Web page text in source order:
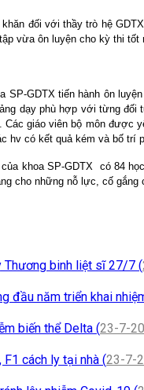
đối với thầy trò hệ
vừa ôn luyện cho kỳ thi tốt
GDTX tiến hành ôn
dạy phù hợp với từng
Các giáo viên bộ môn
có kết quả kém và bố trí
khoa SP-GDTX có 84
cho những nỗ lực, cố
Thương binh liệt sĩ 27/7 (
đầu năm triển khai
biến thể Delta (23-7-
F1 cách ly tại nhà (23-7-